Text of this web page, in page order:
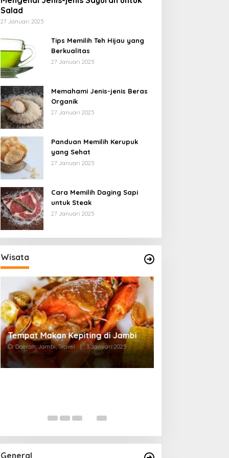
Salad
27 Januari 2025
Tips Memilih Teh Hijau yang
Berkualitas
27 Januari 2025
Memahami Jenis-jenis Beras
Organik
27 Januari 2025
Panduan Memilih Kerupuk
yang Sehat
27 Januari 2025
Cara Memilih Daging Sapi
untuk Steak
27 Januari 2025
Wisata
Tempat Makan di Thehok Jambi
Di Daerah, Jambi, Travel | 3 Januari 2025
General